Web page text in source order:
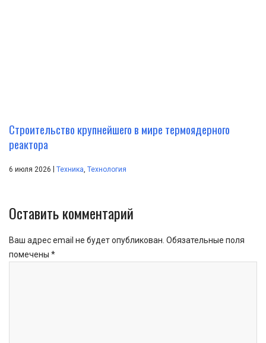
Строительство крупнейшего в мире термоядерного
реактора
6 июля 2026 | Техника, Технология
Оставить комментарий
Ваш адрес email не будет опубликован. Обязательные поля
помечены *